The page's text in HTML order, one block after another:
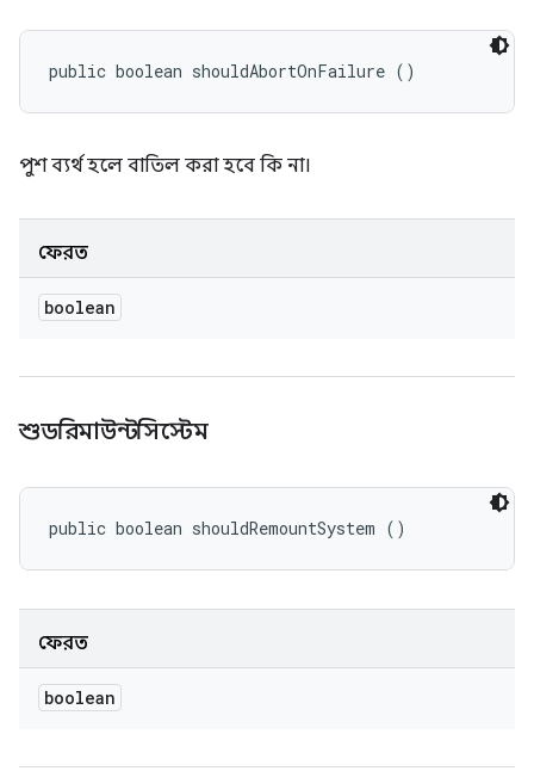
public boolean shouldAbortOnFailure ()
পুশ ব্যর্থ হলে বাতিল করা হবে কি না।
ফেরত
boolean
শুডরিমাউন্টসিস্টেম
public boolean shouldRemountSystem ()
ফেরত
boolean